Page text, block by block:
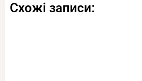
Схожі записи: